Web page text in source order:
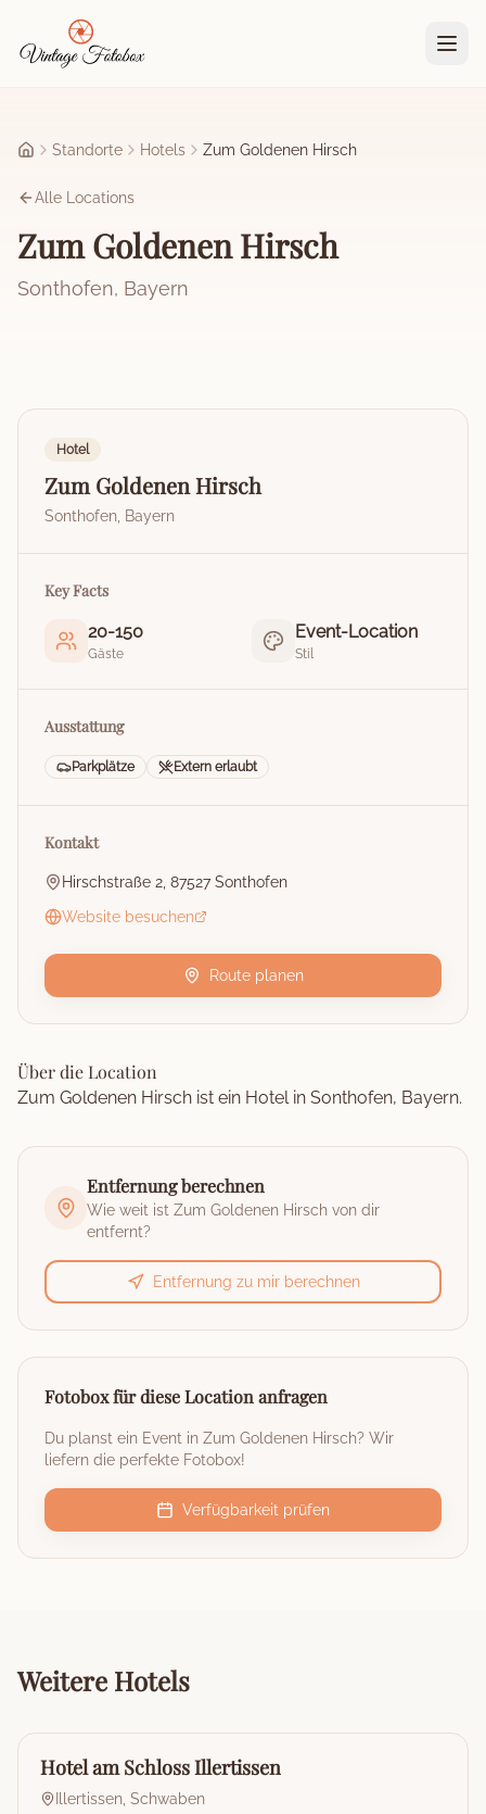
Startseite
Standorte Hotels Zum Goldenen Hirsch
Alle Locations
Zum Goldenen Hirsch
Sonthofen, Bayern
Hotel
Zum Goldenen Hirsch
Sonthofen Bayern
Key Facts
20-150
Gäste
Event-Location
Stil
Ausstattung
Parkplätze Extern erlaubt
Kontakt
Hirschstraße 2, 87527 Sonthofen
Website besuchen
Route planen
Über die Location
Zum Goldenen Hirsch ist ein Hotel in Sonthofen, Bayern.
Entfernung berechnen
Wie weit istZum Goldenen Hirsch von dir
entfernt?
Entfernung zu mir berechnen
Fotobox für diese Location anfragen
Du planst ein Event in Zum Goldenen Hirsch? Wir
liefern die perfekte Fotobox!
Verfügbarkeit prüfen
Weitere Hotels
🏰
Hotel
Hotel am Schloss Illertissen
Illertissen Schwaben